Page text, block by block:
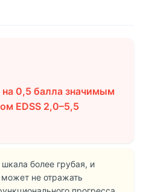
0,5 балла значимым
EDSS 2,0–5,5
более грубая, и
не отражать